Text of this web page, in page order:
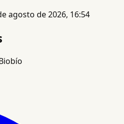
agosto de 2026, 16:54